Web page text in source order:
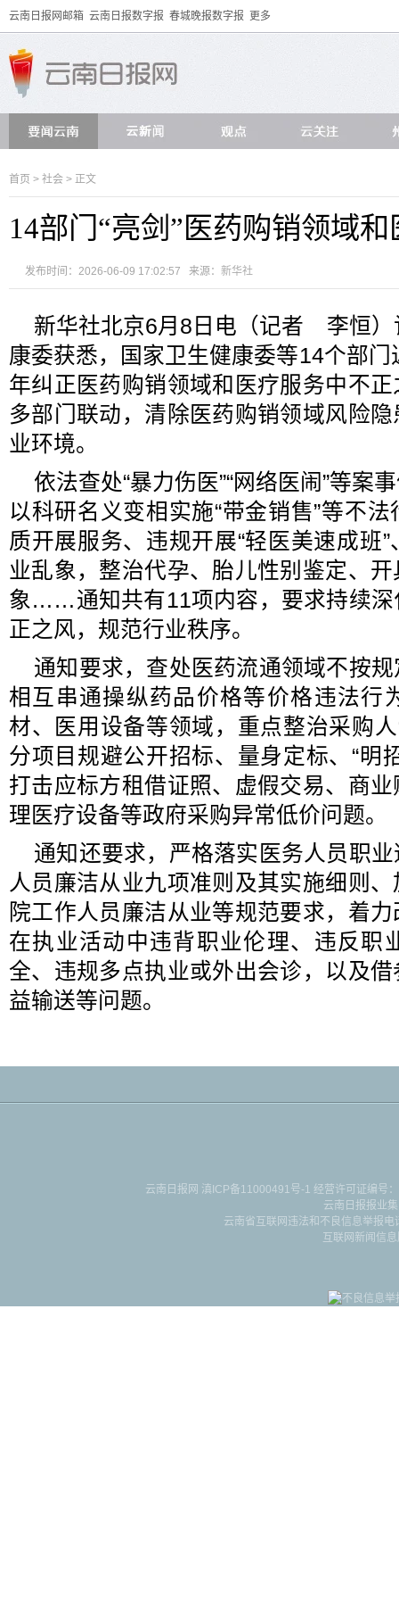
云南日报网邮箱 云南日报数字报 春城晚报数字报 更多
首页 > 社会 > 正文
14部门“亮剑”医药购销领域
发布时间：2026-06-09 17:02:57 来源： 新华社
新华社北京6月8日电（记者 李恒）
康委获悉，国家卫生健康委等14个部
年纠正医药购销领域和医疗服务中不
多部门联动，清除医药购销领域风险
业环境。
依法查处“暴力伤医”“网络医闹”等案
以科研名义变相实施“带金销售”等不
质开展服务、违规开展“轻医美速成班
业乱象，整治代孕、胎儿性别鉴定、
象……通知共有11项内容，要求持续深
正之风，规范行业秩序。
通知要求，查处医药流通领域不按
相互串通操纵药品价格等价格违法行
材、医用设备等领域，重点整治采购
分项目规避公开招标、量身定标、“明
打击应标方租借证照、虚假交易、商
理医疗设备等政府采购异常低价问题。
通知还要求，严格落实医务人员职
人员廉洁从业九项准则及其实施细则
院工作人员廉洁从业等规范要求，着
在执业活动中违背职业伦理、违反职
全、违规多点执业或外出会诊，以及
益输送等问题。
云南日报网 滇ICP备11000491号-1 经营许可证编号
云南日报报业
云南省互联网违法和不良信息举报
互联网新闻信